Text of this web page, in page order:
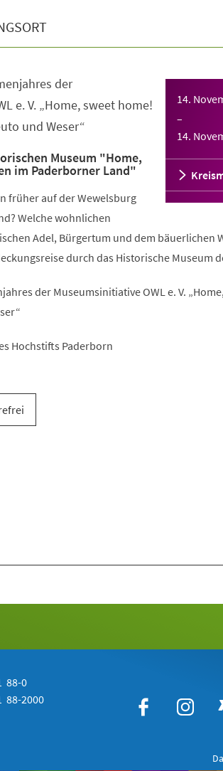
14.
–
14.
der
e. V. „Home, sweet home!
und Weser“
Museum "Home,
im Paderborner Land"
früher auf der Wewelsburg
Welche wohnlichen
Adel, Bürgertum und dem bäuerlichen
durch das Historische Museum
der Museumsinitiative OWL e. V.
Hochstifts Paderborn
88-0
88-2000